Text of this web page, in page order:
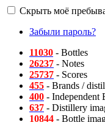
Скрыть моё
Забыли пароль?
11030 - Bottles
26237 - Notes
25737 - Scores
455 - Brands /
400 - Independent
637 - Distillery
10844 - Bottle